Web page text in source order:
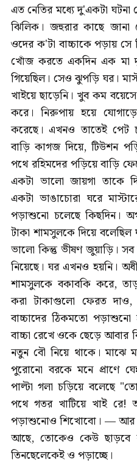
এত নেতির মধ্যে দু'একটা
ঝিলিক। জহুরার কাছে
ওদের ক'টা বাচ্চাকে পড়ায়
খোঁজ করতে একদিন এক মা
গিয়েছিল। সেও ঝুপড়ি ঘর।
খাইয়ে ছাড়েনি। খুব কম
করে। নিরুপায় হয়ে
করেছে। এখনও তাতেই পেট
বাড়ি কাগজ দিয়ে, টিউশন
পথে রহিমদের পড়িয়ে বাড়ি
একটা ভালো জায়গা তাকে
একটা ভাঙাচোরা ঘরে
পড়াশুনো চলেছে কিছদিন।
টাকা শামসুলকে দিয়ে
ভালো কিন্তু ভীষণ জুয়াড়ি।
নিয়েছে। ঘর এখনও হয়নি।
শামসুলকে বকাবকি করে,
করা টাকাগুলো ফেরত
বাচ্চাদের ঠিকমতো পড়াশুনো
বাচ্চা রেখে ওকে ছেড়ে আবার
নতুন বৌ নিয়ে থাকে। মাঝে
পুরোনো বরকে মনে প্রাণে
পাল্টা গলা চড়িয়ে বলেছে
পথে গতর খাটিয়ে খাই রে!
পড়াশুনোও শিখোবো। — আর
আছে, তোকেও কেউ ছাড়বে
তিনছেলেকেই ও পড়াচ্ছে।